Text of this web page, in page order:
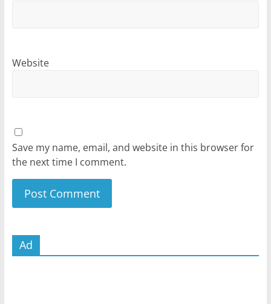
Website
Save my name, email, and website in this browser for
the next time I comment.
Ad